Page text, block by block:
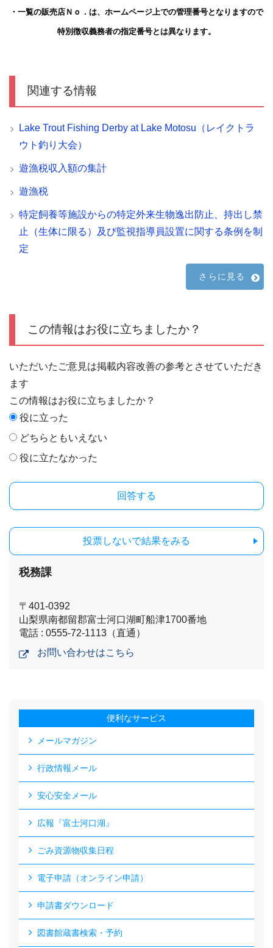
・一覧の販売店Ｎｏ．は、ホームページ上での管理番号となりますので
特別徴収義務者の指定番号とは異なります。
関連する情報
Lake Trout Fishing Derby at Lake Motosu（レイクトラ
ウト釣り大会）
遊漁税収入額の集計
遊漁税
特定飼養等施設からの特定外来生物逸出防止、持出し禁
止（生体に限る）及び監視指導員設置に関する条例を制
定
さらに見る
この情報はお役に立ちましたか？
いただいたご意見は掲載内容改善の参考とさせていただき
ます
この情報はお役に立ちましたか？
役に立った
どちらともいえない
役に立たなかった
投票しないで結果をみる
税務課
〒401-0392
山梨県南都留郡富士河口湖町船津1700番地
電話 : 0555-72-1113（直通）
お問い合わせはこちら
便利なサービス
メールマガジン
行政情報メール
安心安全メール
広報『富士河口湖』
ごみ資源物収集日程
電子申請（オンライン申請）
申請書ダウンロード
図書館蔵書検索・予約